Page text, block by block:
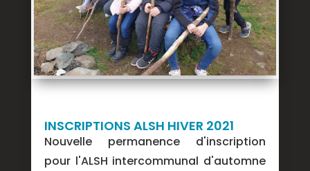
INSCRIPTIONS ALSH HIVER 2021
Nouvelle permanence d'inscription
pour l'ALSH intercommunal d'automne